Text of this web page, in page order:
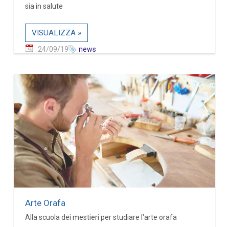
sia in salute
VISUALIZZA »
24/09/19 news
Arte Orafa
Alla scuola dei mestieri per studiare l'arte orafa